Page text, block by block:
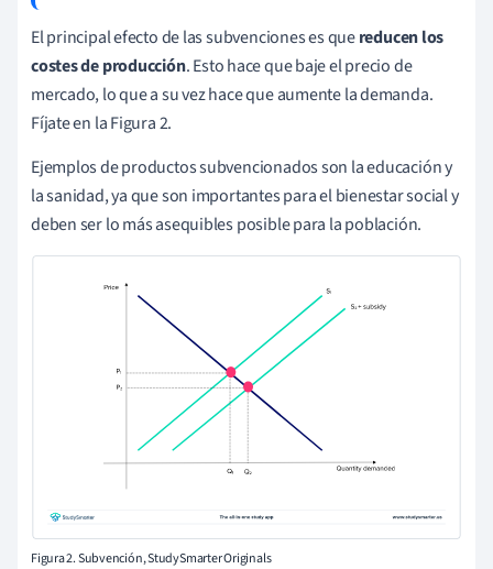
El principal efecto de las subvenciones es quereducen los
costes de producción. Esto hace que baje el precio de
mercado, lo que a su vez hace que aumente la demanda.
Fíjate en la Figura 2.
Ejemplos de productos subvencionados son la educación y
la sanidad, ya que son importantes para el bienestar social y
deben ser lo más asequibles posible para la población.
Figura 2. Subvención, StudySmarter Originals